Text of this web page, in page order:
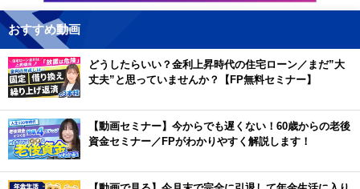
おすすめ動画
どうしたらいい？金利上昇時代の住宅ローン／まだ”大
丈夫”と思っていませんか？【FP無料セミナー】
【動画セミナー】今からでも遅くない！60歳からの老後
資金セミナー／FPがわかりやすく解説します！